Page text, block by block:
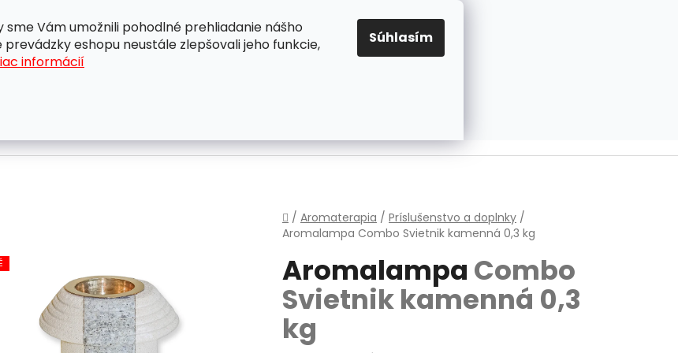
sme Vám umožnili pohodlné prehliadanie nášho
eshopu neustále zlepšovali jeho funkcie,
informácií
Súhlasím
OBCHODNÉ PODMIENKY OCHRANA OSOBNÝCH ÚDAJOV PRAVIDLÁ PRE COOKIES
EUR
Domov
/ Aromaterapia / Príslušenstvo a doplnky /
Aromalampa Combo Svietnik kamenná 0,3 kg
Aromalampa Combo
Svietnik kamenná 0,3
kg